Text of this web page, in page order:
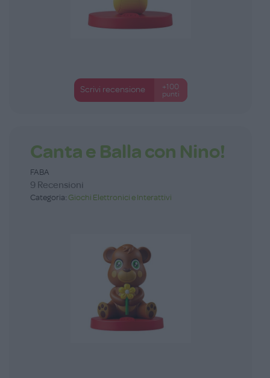
Scrivi recensione
+100
punti
Canta e Balla con Nino!
FABA
9 Recensioni
Categoria: Giochi Elettronici e Interattivi